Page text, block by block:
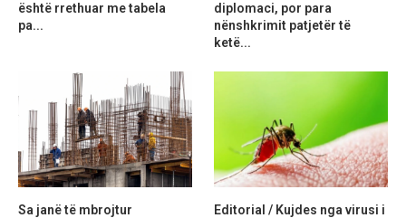
është rrethuar me tabela
pa...
diplomaci, por para
nënshkrimit patjetër të
ketë...
Sa janë të mbrojtur
Editorial / Kujdes nga virusi i